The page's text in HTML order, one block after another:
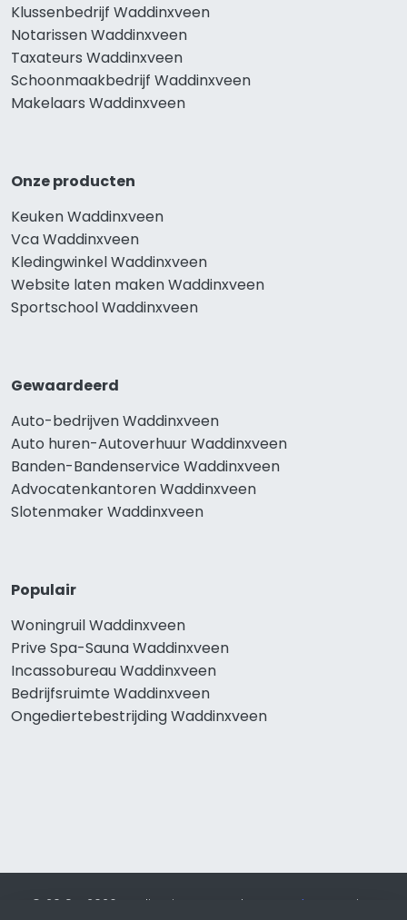
Klussenbedrijf Waddinxveen
Notarissen Waddinxveen
Taxateurs Waddinxveen
Schoonmaakbedrijf Waddinxveen
Makelaars Waddinxveen
Onze producten
Keuken Waddinxveen
Vca Waddinxveen
Kledingwinkel Waddinxveen
Website laten maken Waddinxveen
Sportschool Waddinxveen
Gewaardeerd
Auto-bedrijven Waddinxveen
Auto huren-Autoverhuur Waddinxveen
Banden-Bandenservice Waddinxveen
Advocatenkantoren Waddinxveen
Slotenmaker Waddinxveen
Populair
Woningruil Waddinxveen
Prive Spa-Sauna Waddinxveen
Incassobureau Waddinxveen
Bedrijfsruimte Waddinxveen
Ongediertebestrijding Waddinxveen
© 2019 - 2026 Realisatie en SEO door SEO-bureau
Lion